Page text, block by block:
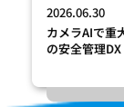
2026.06.30
カメラAIで重
の安全管理DX